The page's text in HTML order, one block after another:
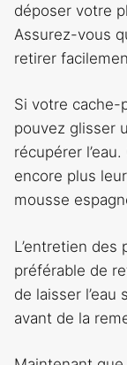
déposer votre
Assurez-vous
retirer
Si votre cache-
pouvez glisser
récupérer
encore plus
mousse
L’entretien
préférable de
de laisser l’eau
avant de la